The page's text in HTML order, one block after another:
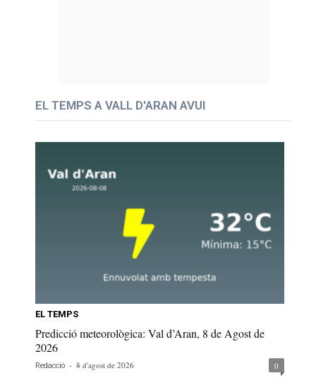
EL TEMPS A VALL D'ARAN AVUI
EL TEMPS
Predicció meteorològica: Val d’Aran, 8 de Agost de
2026
Redacció - 8 d'agost de 2026 0